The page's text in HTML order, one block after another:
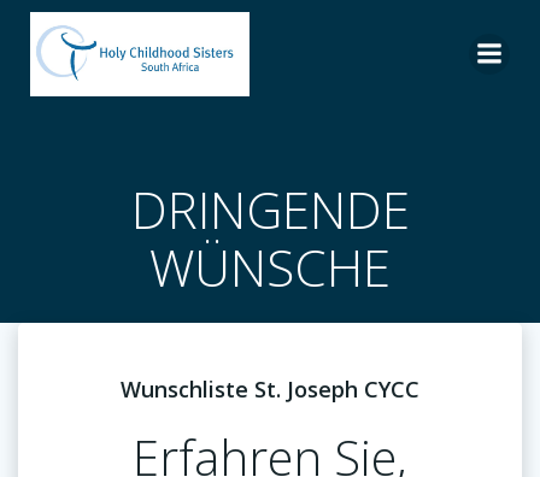
DRINGENDE
WÜNSCHE
Wunschliste St. Joseph CYCC
Erfahren Sie,